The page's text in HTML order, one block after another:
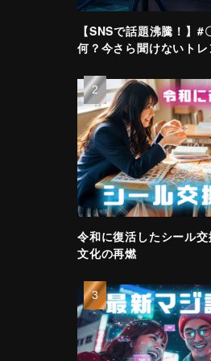
【SNSで話題沸騰！】
何？今さら聞けないトレ
令和に復活したシール
文化の再燃